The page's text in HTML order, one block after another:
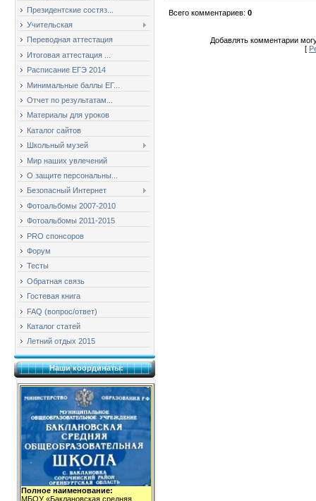
Президентские состяз...
Учительская
Переводная аттестация
Итоговая аттестация ...
Расписание ЕГЭ 2014
Минимальные баллы ЕГ...
Отчет по результатам...
Материалы для уроков
Каталог сайтов
Школьный музей
Мир наших увлечений
О защите персональны...
Безопасный Интернет
Фотоальбомы 2007-2010
Фотоальбомы 2011-2015
PRO спонсоров
Форум
Тесты
Обратная связь
Гостевая книга
FAQ (вопрос/ответ)
Каталог статей
Летний отдых 2015
Наши координаты:
Полное наименование:
МБОУ «Баклановская средняя
Всего комментариев: 0
Добавлять комментарии
[